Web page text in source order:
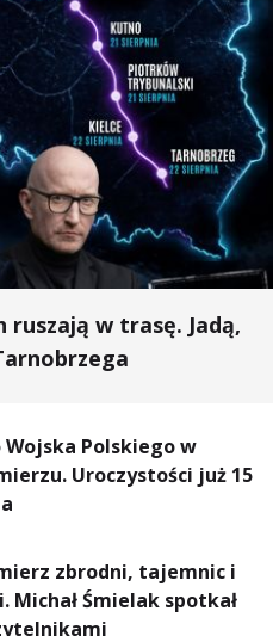
ruszają w trasę. Jadą,
Wojska Polskiego w
Uroczystości już 15
zbrodni, tajemnic i
Michał Śmielak spotkał